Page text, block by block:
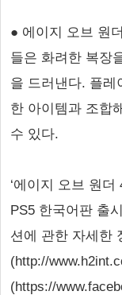
● 에이지 오브 원
들은 화려한 복장
을 드러낸다. 플레
한 아이템과 조합
수 있다.
‘에이지 오브 원더
PS5 한국어판 출
션에 관한 자세한
(http://
(https://